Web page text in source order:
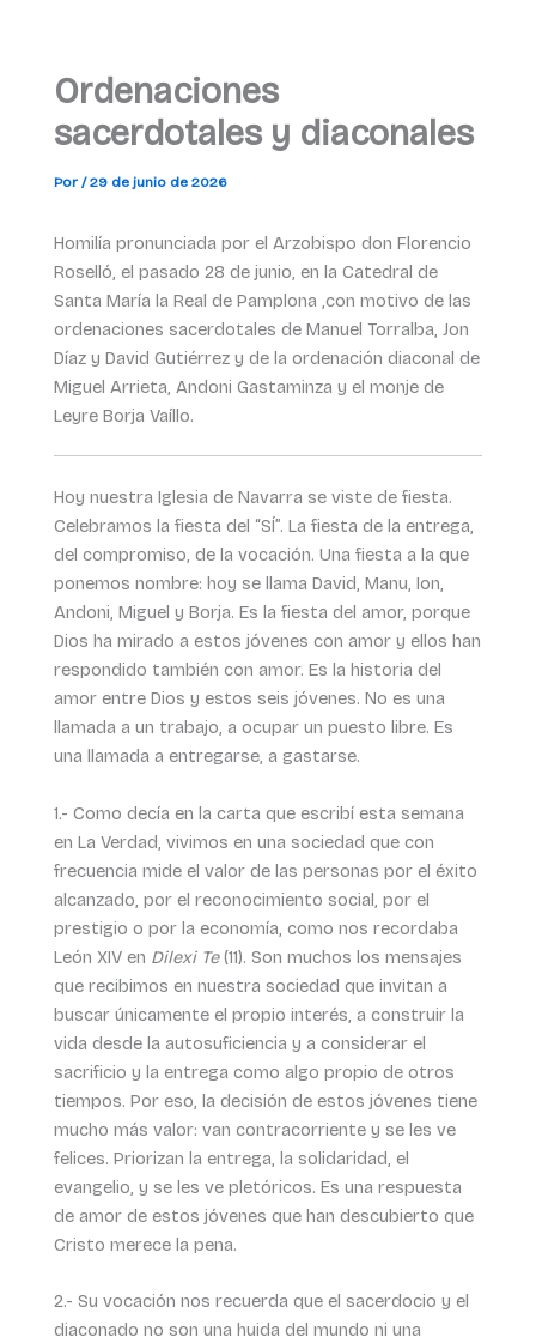
Ordenaciones
sacerdotales y diaconales
Por /29 de junio de 2026
Homilía pronunciada por el Arzobispo don Florencio
Roselló, el pasado 28 de junio, en la Catedral de
Santa María la Real de Pamplona ,con motivo de las
ordenaciones sacerdotales de Manuel Torralba, Jon
Díaz y David Gutiérrez y de la ordenación diaconal de
Miguel Arrieta, Andoni Gastaminza y el monje de
Leyre Borja Vaíllo.
Hoy nuestra Iglesia de Navarra se viste de fiesta.
Celebramos la fiesta del “SÍ”. La fiesta de la entrega,
del compromiso, de la vocación. Una fiesta a la que
ponemos nombre: hoy se llama David, Manu, Ion,
Andoni, Miguel y Borja. Es la fiesta del amor, porque
Dios ha mirado a estos jóvenes con amor y ellos han
respondido también con amor. Es la historia del
amor entre Dios y estos seis jóvenes. No es una
llamada a un trabajo, a ocupar un puesto libre. Es
una llamada a entregarse, a gastarse.
1.- Como decía en la carta que escribí esta semana
en La Verdad, vivimos en una sociedad que con
frecuencia mide el valor de las personas por el éxito
alcanzado, por el reconocimiento social, por el
prestigio o por la economía, como nos recordaba
León XIV en Dilexi Te(11). Son muchos los mensajes
que recibimos en nuestra sociedad que invitan a
buscar únicamente el propio interés, a construir la
vida desde la autosuficiencia y a considerar el
sacrificio y la entrega como algo propio de otros
tiempos. Por eso, la decisión de estos jóvenes tiene
mucho más valor: van contracorriente y se les ve
felices. Priorizan la entrega, la solidaridad, el
evangelio, y se les ve pletóricos. Es una respuesta
de amor de estos jóvenes que han descubierto que
Cristo merece la pena.
2.- Su vocación nos recuerda que el sacerdocio y el
diaconado no son una huida del mundo ni una